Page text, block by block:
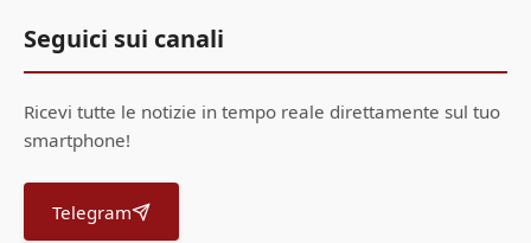
Seguici sui canali
Ricevi tutte le notizie in tempo reale direttamente sul tuo
smartphone!
Telegram